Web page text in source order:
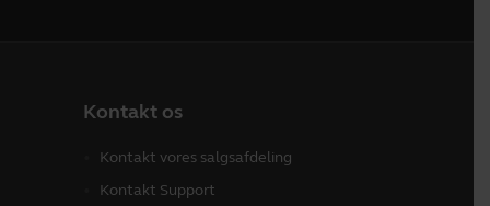
Kontakt os
Kontakt vores salgsafdeling
Kontakt Support